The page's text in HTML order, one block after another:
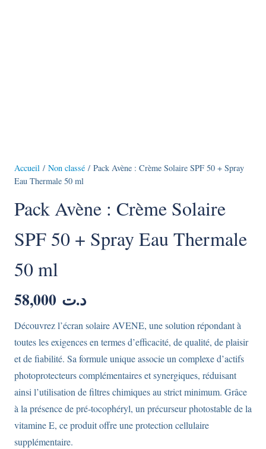
Accueil / Non classé / Pack Avène : Crème Solaire SPF 50 + Spray
Eau Thermale 50 ml
Pack Avène : Crème Solaire
SPF 50 + Spray Eau Thermale
50 ml
د.ت
Découvrez l’écran solaire AVENE, une solution répondant à
toutes les exigences en termes d’efficacité, de qualité, de plaisir
et de fiabilité. Sa formule unique associe un complexe d’actifs
photoprotecteurs complémentaires et synergiques, réduisant
ainsi l’utilisation de filtres chimiques au strict minimum. Grâce
à la présence de pré-tocophéryl, un précurseur photostable de la
vitamine E, ce produit offre une protection cellulaire
supplémentaire.